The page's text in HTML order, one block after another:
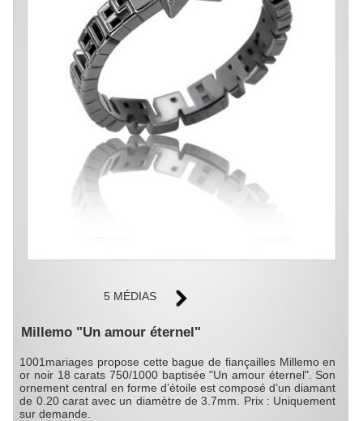
5 MÉDIAS
Millemo "Un amour éternel"
1001mariages propose cette bague de fiançailles Millemo en
or noir 18 carats 750/1000 baptisée "Un amour éternel". Son
ornement central en forme d’étoile est composé d’un diamant
de 0.20 carat avec un diamètre de 3.7mm. Prix : Uniquement
sur demande.